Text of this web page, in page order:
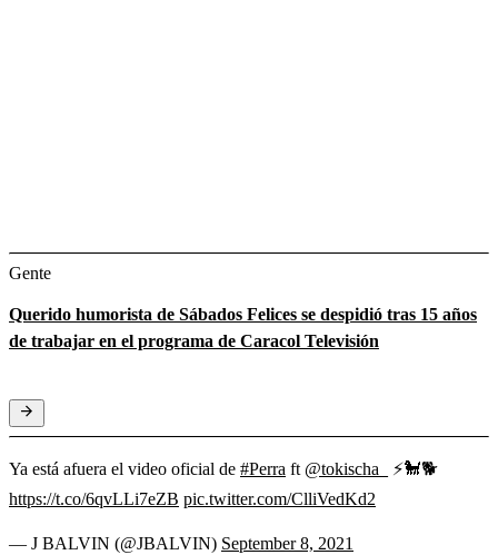
Gente
Querido humorista de Sábados Felices se despidió tras 15 años
de trabajar en el programa de Caracol Televisión
Ya está afuera el video oficial de #Perra ft @tokischa_
⚡🐩🐕
https://t.co/6qvLLi7eZB pic.twitter.com/ClliVedKd2
— J BALVIN (@JBALVIN) September 8, 2021